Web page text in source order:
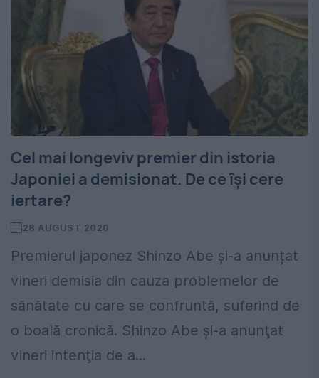
Cel mai longeviv premier din istoria
Japoniei a demisionat. De ce își cere
iertare?
28 AUGUST 2020
Premierul japonez Shinzo Abe şi-a anunțat
vineri demisia din cauza problemelor de
sănătate cu care se confruntă, suferind de
o boală cronică. Shinzo Abe şi-a anunţat
vineri intenţia de a...